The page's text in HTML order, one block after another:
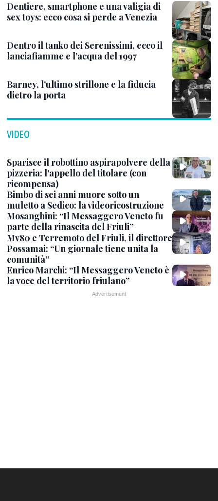
Dentiere, smartphone e una valigia di
sex toys: ecco cosa si perde a Venezia
Dentro il tanko dei Serenissimi, ecco il
lanciafiamme e l’acqua del 1997
Barney, l’ultimo strillone e la fiducia
dietro la porta
VIDEO
Sparisce il robottino aspirapolvere della
pizzeria: l'appello del titolare (con
ricompensa)
Bimbo di sei anni muore sotto un
muletto a Sedico: la videoricostruzione
Mosanghini: “Il Messaggero Veneto fu
parte della rinascita del Friuli”
Mv80 e Terremoto del Friuli, il direttore
Possamai: “Un giornale tiene unita la
comunità”
Enrico Marchi: “Il Messaggero Veneto è
la voce del territorio friulano”